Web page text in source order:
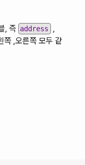
, 즉 address
쪽 ,오른쪽 모두 같